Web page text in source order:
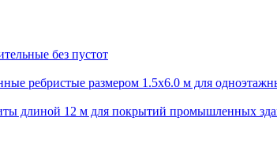
без пустот
ребристые размером 1.5х6.0 м для
длиной 12 м для покрытий промышленных